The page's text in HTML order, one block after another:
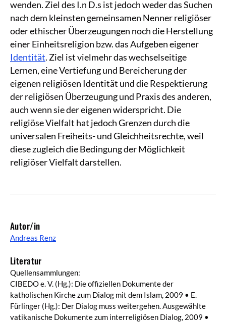
wenden. Ziel des I.n D.s ist jedoch weder das Suchen
nach dem kleinsten gemeinsamen Nenner religiöser
oder ethischer Überzeugungen noch die Herstellung
einer Einheitsreligion bzw. das Aufgeben eigener
Identität. Ziel ist vielmehr das wechselseitige
Lernen, eine Vertiefung und Bereicherung der
eigenen religiösen Identität und die Respektierung
der religiösen Überzeugung und Praxis des anderen,
auch wenn sie der eigenen widerspricht. Die
religiöse Vielfalt hat jedoch Grenzen durch die
universalen Freiheits- und Gleichheitsrechte, weil
diese zugleich die Bedingung der Möglichkeit
religiöser Vielfalt darstellen.
Autor/in
Andreas Renz
Literatur
Quellensammlungen:
CIBEDO e. V. (Hg.): Die offiziellen Dokumente der
katholischen Kirche zum Dialog mit dem Islam, 2009 • E.
Fürlinger (Hg.): Der Dialog muss weitergehen. Ausgewählte
vatikanische Dokumente zum interreligiösen Dialog, 2009 •